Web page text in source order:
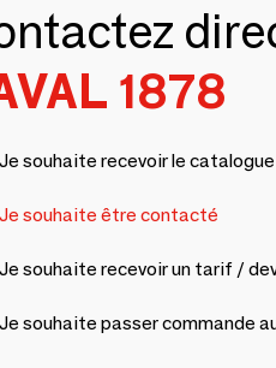
1878
Je souhaite recevoir le catalogue
Je souhaite être contacté
Je souhaite recevoir un tarif /
Je souhaite passer commande